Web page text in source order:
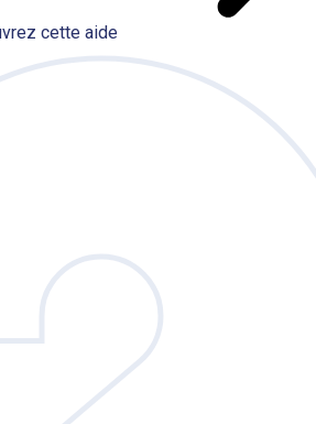
cette aide